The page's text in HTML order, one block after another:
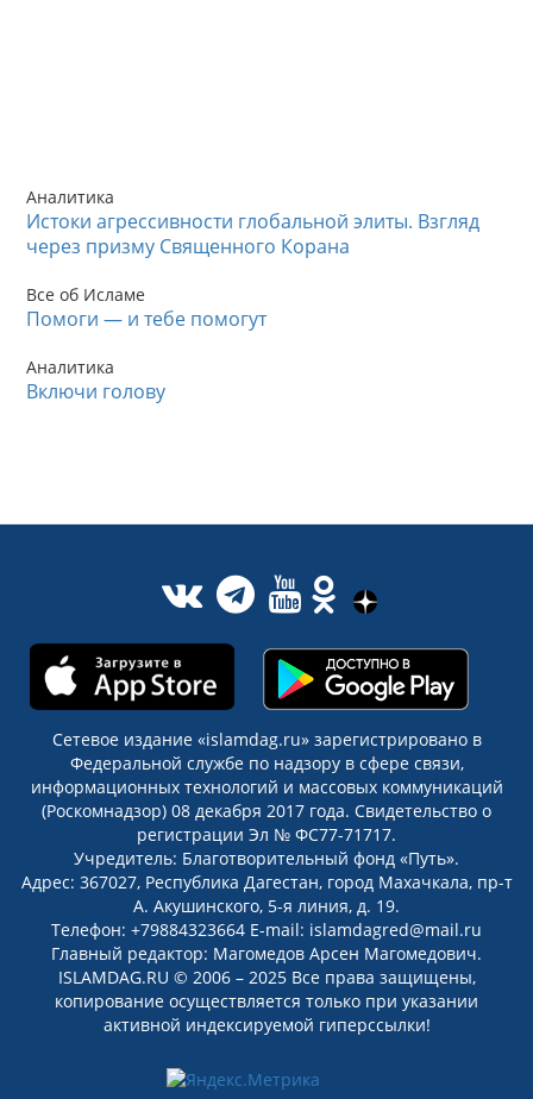
Аналитика
Истоки агрессивности глобальной элиты. Взгляд
через призму Священного Корана
Все об Исламе
Помоги — и тебе помогут
Аналитика
Включи голову
Сетевое издание «islamdag.ru» зарегистрировано в
Федеральной службе по надзору в сфере связи,
информационных технологий и массовых коммуникаций
(Роскомнадзор) 08 декабря 2017 года. Свидетельство о
регистрации Эл № ФС77-71717.
Учредитель: Благотворительный фонд «Путь».
Адрес: 367027, Республика Дагестан, город Махачкала, пр-т
А. Акушинского, 5-я линия, д. 19.
Телефон: +79884323664 E-mail: islamdagred@mail.ru
Главный редактор: Магомедов Арсен Магомедович.
ISLAMDAG.RU © 2006 – 2025 Все права защищены,
копирование осуществляется только при указании
активной индексируемой гиперссылки!